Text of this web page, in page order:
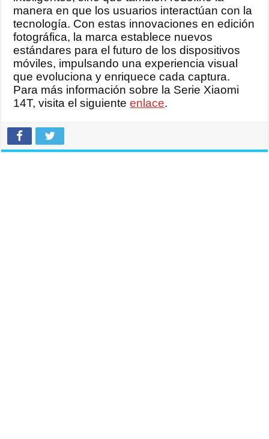
manera en que los usuarios interactúan con la
tecnología. Con estas innovaciones en edición
fotográfica, la marca establece nuevos
estándares para el futuro de los dispositivos
móviles, impulsando una experiencia visual
que evoluciona y enriquece cada captura.
Para más información sobre la Serie Xiaomi
14T, visita el siguienteenlace.